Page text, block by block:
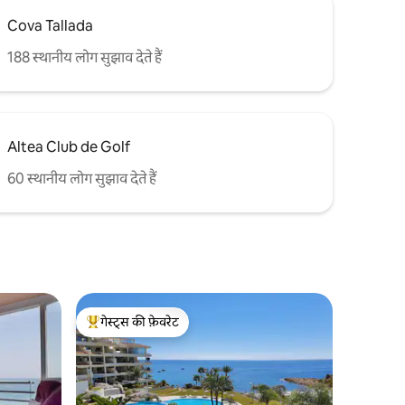
Cova Tallada
188 स्थानीय लोग सुझाव देते हैं
Altea Club de Golf
60 स्थानीय लोग सुझाव देते हैं
गेस्ट्स का टॉप फ़ेवरेट
गेस्ट्स की फ़ेवरेट